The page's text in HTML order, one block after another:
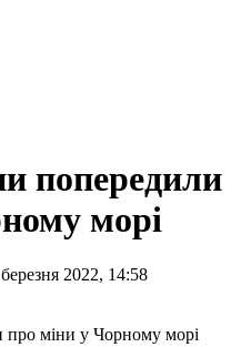
попередили
морі
2022, 14:58